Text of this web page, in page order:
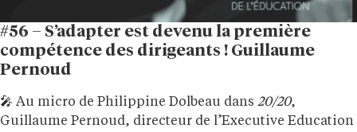
#56 – S’adapter est devenu la première
compétence des dirigeants ! Guillaume
Pernoud
🎤 Au micro de Philippine Dolbeau dans 20/20,
Guillaume Pernoud, directeur de l’Executive Education